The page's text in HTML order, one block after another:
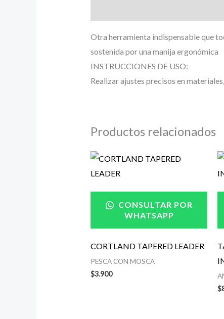
Otra herramienta indispensable que
sostenida por una manija ergonómica
INSTRUCCIONES DE USO:
Realizar ajustes precisos en
Productos relacionados
CONSULTAR POR
WHATSAPP
CORTLAND TAPERED LEADER
PESCA CON MOSCA
$3.900
$